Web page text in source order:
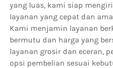
yang luas, kami siap
layanan yang cepat dan
Kami menjamin layanan
bermutu dan harga yang
layanan grosir dan eceran,
opsi pembelian sesuai